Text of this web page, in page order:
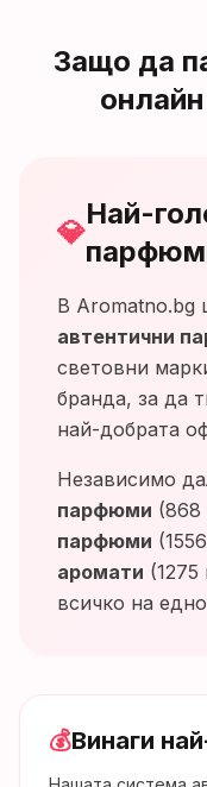
Защо да
💎
Най-
В Aromatno.bg
автентични
световни
бранда, за да
най-добрата
Независимо
парфюми (868
парфюми (1556
аромати (1275
всичко на
💰Винаги